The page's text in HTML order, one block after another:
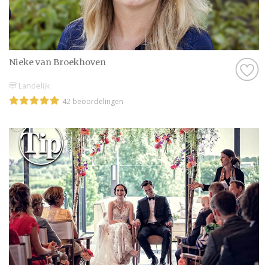
Nieke van Broekhoven
Landelijk
42 beoordelingen